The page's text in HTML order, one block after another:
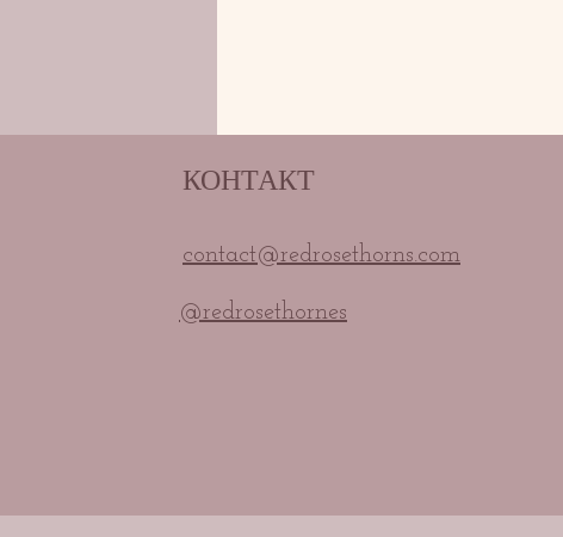
КОНТАКТ
contact@redrosethorns.com
@redrosethornes